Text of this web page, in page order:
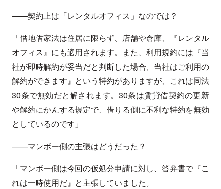
——契約上は「レンタルオフィス」なのでは？
「借地借家法は住居に限らず、店舗や倉庫、『レンタル
オフィス』にも適用されます。また、利用規約には『当
社が即時解約が妥当だと判断した場合、当社はご利用の
解約ができます』という特約がありますが、これは同法
30条で無効だと解されます。30条は賃貸借契約の更新
や解約にかんする規定で、借りる側に不利な特約を無効
としているのです」
——マンボー側の主張はどうだった？
「マンボー側は今回の仮処分申請に対し、答弁書で『こ
れは一時使用だ』と主張していました。